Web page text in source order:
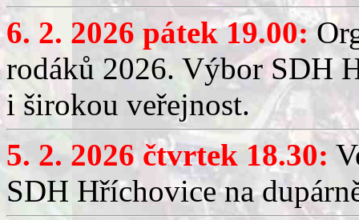
6. 2. 2026 pátek 19.00:
rodáků 2026. Výbor SDH
i širokou veřejnost.
5. 2. 2026 čtvrtek 18.30:
SDH Hříchovice na